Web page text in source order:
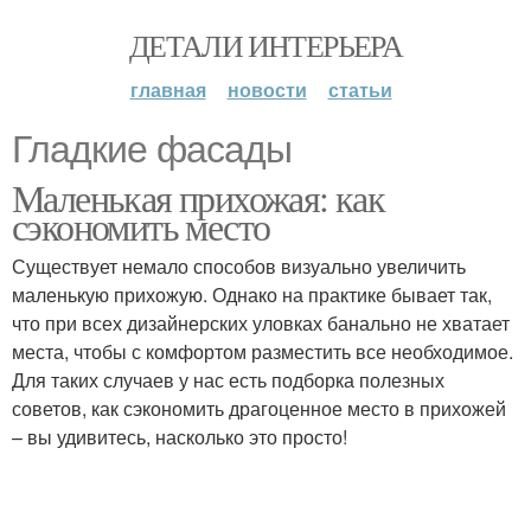
ДЕТАЛИ ИНТЕРЬЕРА
главная новости статьи
Гладкие фасады
Маленькая прихожая: как
сэкономить место
Существует немало способов визуально увеличить
маленькую прихожую. Однако на практике бывает так,
что при всех дизайнерских уловках банально не хватает
места, чтобы с комфортом разместить все необходимое.
Для таких случаев у нас есть подборка полезных
советов, как сэкономить драгоценное место в прихожей
– вы удивитесь, насколько это просто!